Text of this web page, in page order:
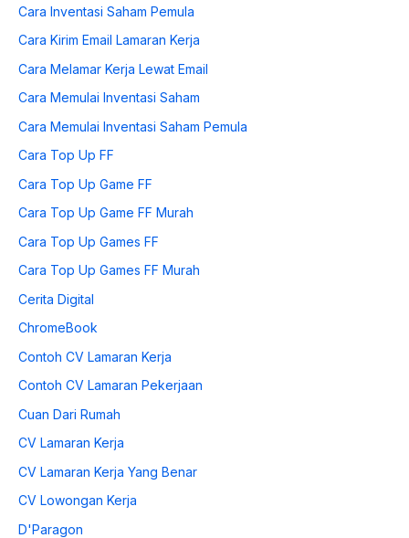
Cara Inventasi Saham Pemula
Cara Kirim Email Lamaran Kerja
Cara Melamar Kerja Lewat Email
Cara Memulai Inventasi Saham
Cara Memulai Inventasi Saham Pemula
Cara Top Up FF
Cara Top Up Game FF
Cara Top Up Game FF Murah
Cara Top Up Games FF
Cara Top Up Games FF Murah
Cerita Digital
ChromeBook
Contoh CV Lamaran Kerja
Contoh CV Lamaran Pekerjaan
Cuan Dari Rumah
CV Lamaran Kerja
CV Lamaran Kerja Yang Benar
CV Lowongan Kerja
D'Paragon